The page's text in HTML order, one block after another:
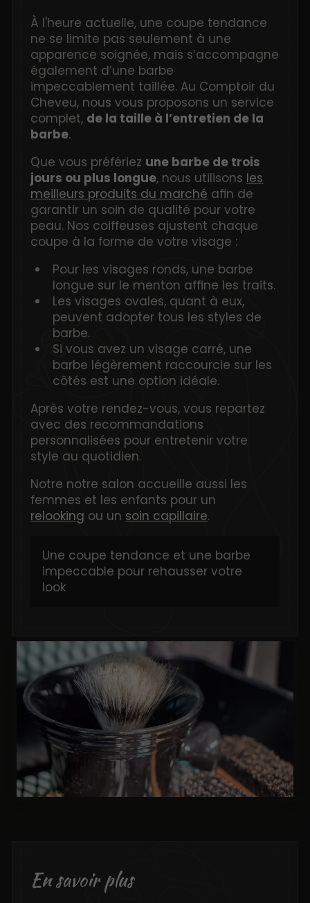
À l'heure actuelle, une coupe tendance
ne se limite pas seulement à une
apparence soignée, mais s’accompagne
également d’une barbe
impeccablement taillée. Au Comptoir du
Cheveu, nous vous proposons un service
complet, de la taille à l’entretien de la
barbe.
Que vous préfériez une barbe de trois
jours ou plus longue, nous utilisons les
meilleurs produits du marché afin de
garantir un soin de qualité pour votre
peau. Nos coiffeuses ajustent chaque
coupe à la forme de votre visage :
Pour les visages ronds, une barbe
longue sur le menton affine les traits.
Les visages ovales, quant à eux,
peuvent adopter tous les styles de
barbe.
Si vous avez un visage carré, une
barbe légèrement raccourcie sur les
côtés est une option idéale.
Après votre rendez-vous, vous repartez
avec des recommandations
personnalisées pour entretenir votre
style au quotidien.
Notre notre salon accueille aussi les
femmes et les enfants pour un
relooking ou un soin capillaire.
Une coupe tendance et une barbe
impeccable pour rehausser votre
look
En savoir plus